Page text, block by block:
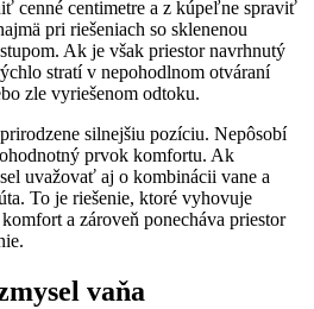
cenné centimetre a z kúpeľne spraviť
pri riešeniach so sklenenou
Ak je však priestor navrhnutý
stratí v nepohodlnom otváraní
zle vyriešenom odtoku.
silnejšiu pozíciu. Nepôsobí
prvok komfortu. Ak
uvažovať aj o kombinácii vane a
To je riešenie, ktoré vyhovuje
a zároveň ponecháva priestor
vaňa